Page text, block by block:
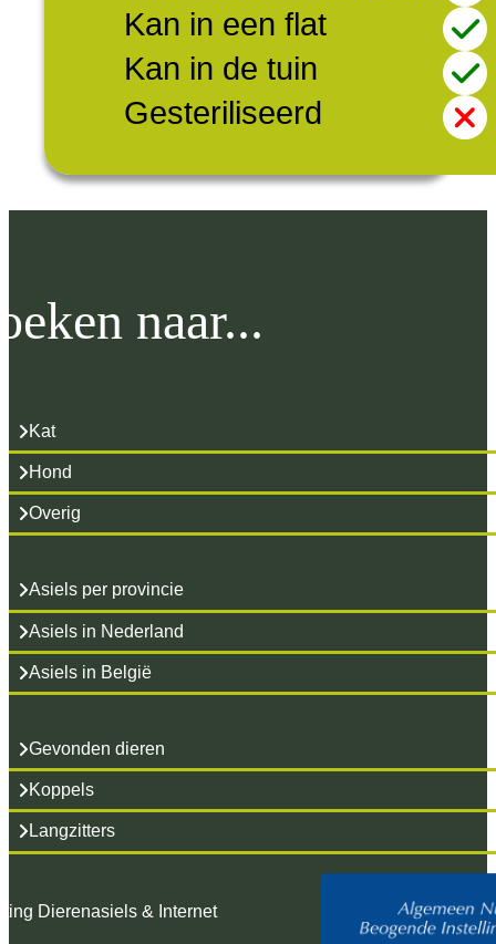
Kan in een flat
Kan in de tuin
Gesteriliseerd
naar...
Kat
Hond
Overig
Asiels per provincie
Asiels in Nederland
Asiels in België
Gevonden dieren
Koppels
Langzitters
Dierenasiels & Internet